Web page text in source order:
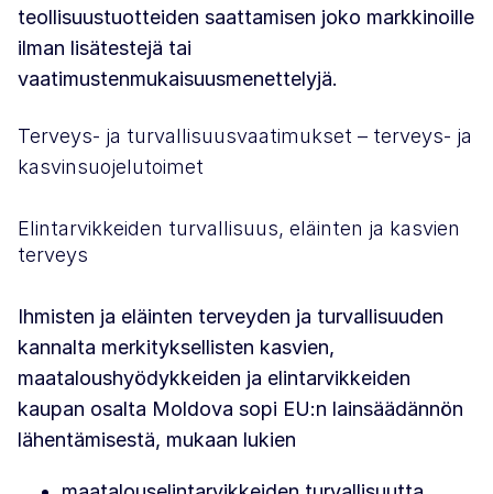
teollisuustuotteiden saattamisen joko markkinoille
ilman lisätestejä tai
vaatimustenmukaisuusmenettelyjä.
Terveys- ja turvallisuusvaatimukset – terveys- ja
kasvinsuojelutoimet
Elintarvikkeiden turvallisuus, eläinten ja kasvien
terveys
Ihmisten ja eläinten terveyden ja turvallisuuden
kannalta merkityksellisten kasvien,
maataloushyödykkeiden ja elintarvikkeiden
kaupan osalta Moldova sopi EU:n lainsäädännön
lähentämisestä, mukaan lukien